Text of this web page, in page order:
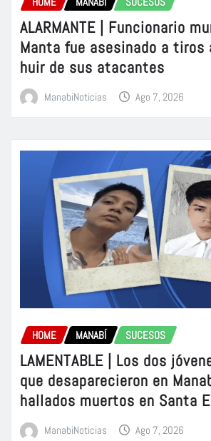
ALARMANTE | Funcionario
Manta fue asesinado a
huir de sus atacantes
ManabiNoticias Ago 7, 2026
HOME MANABÍ SUCESOS
LAMENTABLE | Los dos
que desaparecieron en
hallados muertos en Santa
ManabiNoticias Ago 7, 2026